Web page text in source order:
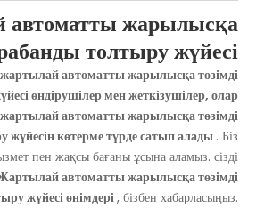
жарылысқа
толтыру жүйесі
жартылай автоматты жарылысқа төзімді
өндірушілер мен жеткізушілер, олар
жартылай автоматты жарылысқа төзімді
жүйесін көтерме түрде сатып алады . Біз
пен жақсы бағаны ұсына аламыз. сізді
автоматты жарылысқа төзімді
жүйесі өнімдері, бізбен хабарласыңыз.